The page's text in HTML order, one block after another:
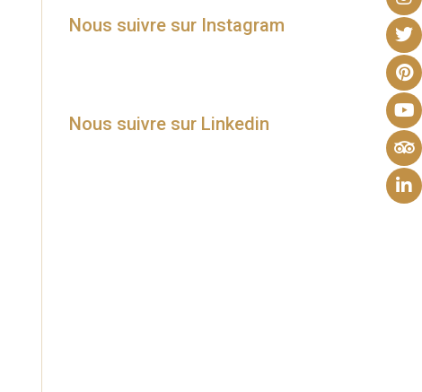
Nous suivre sur Instagram
Nous suivre sur Linkedin